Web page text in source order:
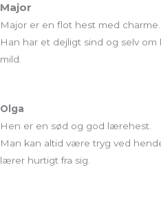
Major
Major er en flot hest med charme.
Han har et dejligt sind og selv
mild.
Olga
Hen er en sød og god lærehest.
Man kan altid være tryg ved
lærer hurtigt fra sig.